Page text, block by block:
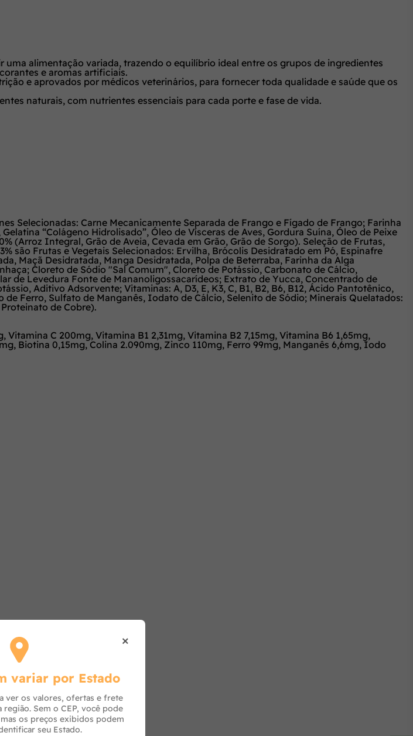
alimentação variada, trazendo o equilíbrio ideal entre os grupos de ingredientes
e aromas artificiais.
e aprovados por médicos veterinários, para fornecer toda qualidade e saúde que os
naturais, com nutrientes essenciais para cada porte e fase de vida.
Selecionadas: Carne Mecanicamente Separada de Frango e Fígado de Frango; Farinha
“Colágeno Hidrolisado”, Óleo de Vísceras de Aves, Gordura Suína, Óleo de Peixe
(Arroz Integral, Grão de Aveia, Cevada em Grão, Grão de Sorgo). Seleção de Frutas,
são Frutas e Vegetais Selecionados: Ervilha, Brócolis Desidratado em Pó, Espinafre
Maçã Desidratada, Manga Desidratada, Polpa de Beterraba, Farinha da Alga
Cloreto de Sódio "Sal Comum", Cloreto de Potássio, Carbonato de Cálcio,
de Levedura Fonte de Mananoligossacarídeos; Extrato de Yucca, Concentrado de
Aditivo Adsorvente; Vitaminas: A, D3, E, K3, C, B1, B2, B6, B12, Ácido Pantotênico,
Ferro, Sulfato de Manganês, Iodato de Cálcio, Selenito de Sódio; Minerais Quelatados:
de Cobre).
C 200mg, Vitamina B1 2,31mg, Vitamina B2 7,15mg, Vitamina B6 1,65mg,
Biotina 0,15mg, Colina 2.090mg, Zinco 110mg, Ferro 99mg, Manganês 6,6mg, Iodo
×
variar por Estado
ver os valores, ofertas e frete
região. Sem o CEP, você pode
os preços exibidos podem
seu Estado.